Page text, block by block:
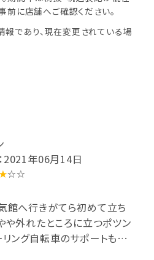
前に店舗へご確認ください。
であり、現在変更されている場
2021年06月14日
☆☆
館へ行きがてら初めて立ち
や外れたところに立つポツン
ング自転車のサポートもやっ